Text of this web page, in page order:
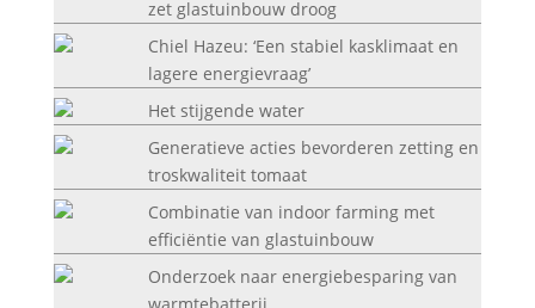
zet glastuinbouw droog
Chiel Hazeu: ‘Een stabiel kasklimaat en
lagere energievraag’
Het stijgende water
Generatieve acties bevorderen zetting en
troskwaliteit tomaat
Combinatie van indoor farming met
efficiëntie van glastuinbouw
Onderzoek naar energiebesparing van